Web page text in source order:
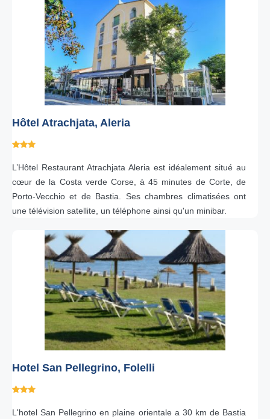
Hôtel Atrachjata, Aleria
L’Hôtel Restaurant Atrachjata Aleria est idéalement situé au
cœur de la Costa verde Corse, à 45 minutes de Corte, de
Porto-Vecchio et de Bastia. Ses chambres climatisées ont
une télévision satellite, un téléphone ainsi qu'un minibar.
Hotel San Pellegrino, Folelli
L'hotel San Pellegrino en plaine orientale a 30 km de Bastia